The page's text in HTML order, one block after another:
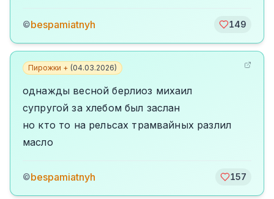
©bespamiatnyh 149
Пирожки + (04.03.2026)
однажды весной берлиоз михаил
супругой за хлебом был заслан
но кто то на рельсах трамвайных разлил
масло
©bespamiatnyh 157